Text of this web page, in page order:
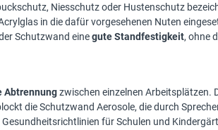
Niesschutz oder Hustenschutz
in die dafür vorgesehenen Nuten
Schutzwand einegute Standfestigkeit, ohne
Abtrennungzwischen einzelnen Arbeitsplätzen.
die Schutzwand Aerosole, die durch
für Schulen und